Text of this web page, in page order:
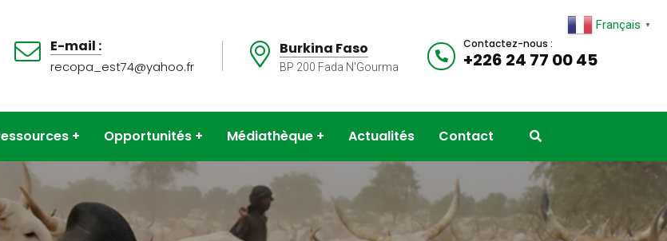
E-mail :
recopa_est74@yahoo.fr
Burkina Faso
BP 200 Fada N'Gourma
Contactez-nous :
+226 24 77 00 45
Opportunités Médiathèque Actualités Contact
Français ▼